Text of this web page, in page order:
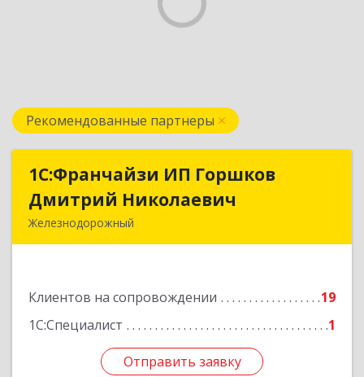
Рекомендованные партнеры
1С:Франчайзи ИП Горшков
Дмитрий Николаевич
Железнодорожный
Клиентов на сопровождении
19
1С:Специалист
1
Отправить заявку
1С:Франчайзи ИП Горшков
Дмитрий Николаевич
Подробнее
Отправить заявку